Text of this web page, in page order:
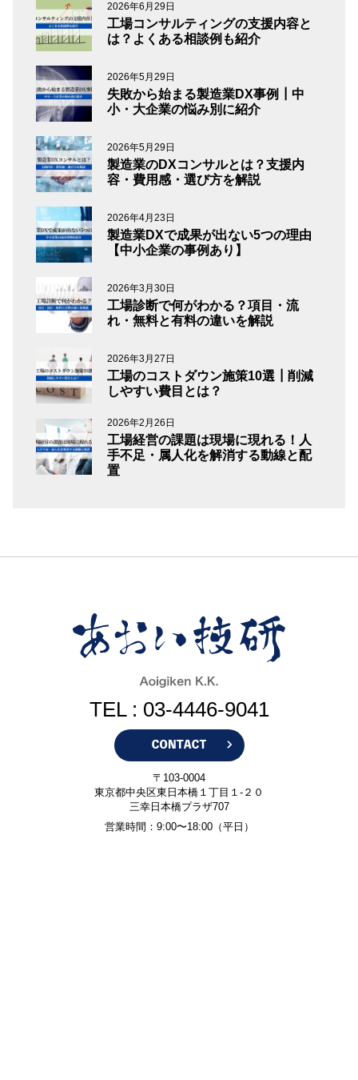
2026年6月29日
工場コンサルティングの支援内容と
は？よくある相談例も紹介
2026年5月29日
失敗から始まる製造業DX事例┃中
小・大企業の悩み別に紹介
2026年5月29日
製造業のDXコンサルとは？支援内
容・費用感・選び方を解説
2026年4月23日
製造業DXで成果が出ない5つの理由
【中小企業の事例あり】
2026年3月30日
工場診断で何がわかる？項目・流
れ・無料と有料の違いを解説
2026年3月27日
工場のコストダウン施策10選┃削減
しやすい費目とは？
2026年2月26日
工場経営の課題は現場に現れる！人
手不足・属人化を解消する動線と配
置
TEL : 03-4446-9041
〒103-0004
東京都中央区東日本橋１丁目１-２０
三幸日本橋プラザ707
営業時間：9:00〜18:00（平日）